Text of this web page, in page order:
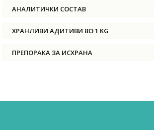
АНАЛИТИЧКИ СОСТАВ
ХРАНЛИВИ АДИТИВИ ВО 1 KG
ПРЕПОРАКА ЗА ИСХРАНА